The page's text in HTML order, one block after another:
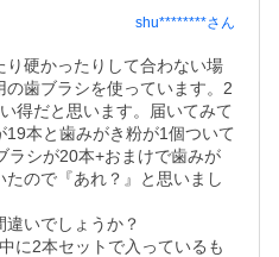
shu********さん
硬かったりして合わない場
歯ブラシを使っています。2
得だと思います。届いてみて
本と歯みがき粉が1個ついて
ラシが20本+おまけで歯みが
ので『あれ？』と思いまし
いでしょうか？
に2本セットで入っているも